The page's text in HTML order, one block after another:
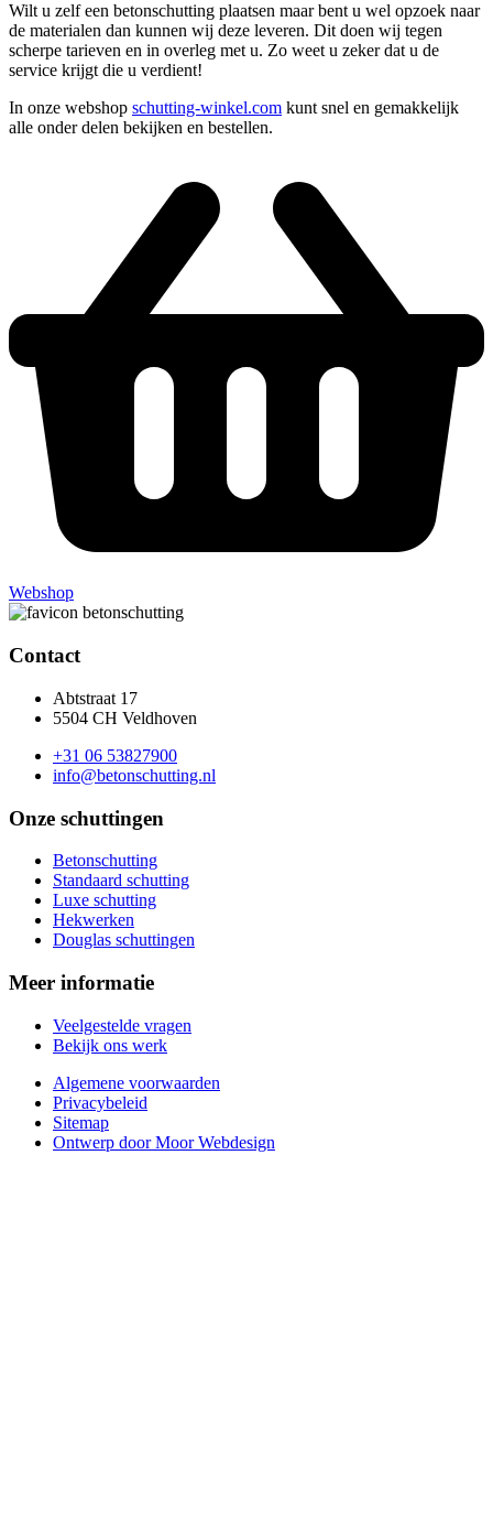
Wilt u zelf een betonschutting plaatsen maar bent u wel opzoek naar
de materialen dan kunnen wij deze leveren. Dit doen wij tegen
scherpe tarieven en in overleg met u. Zo weet u zeker dat u de
service krijgt die u verdient!
In onze webshop schutting-winkel.com kunt snel en gemakkelijk
alle onder delen bekijken en bestellen.
Webshop
Contact
Abtstraat 17
5504 CH Veldhoven
+31 06 53827900
info@betonschutting.nl
Onze schuttingen
Betonschutting
Standaard schutting
Luxe schutting
Hekwerken
Douglas schuttingen
Meer informatie
Veelgestelde vragen
Bekijk ons werk
Algemene voorwaarden
Privacybeleid
Sitemap
Ontwerp door Moor Webdesign